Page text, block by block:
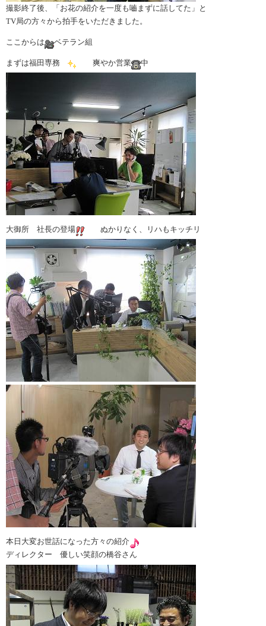
撮影終了後、「お花の紹介を一度も嚙まずに話してた」と
TV局の方々から拍手をいただきました。
ここからは ベテラン組
まずは福田専務 爽やか営業 中
大御所 社長の登場 ぬかりなく、リハもキッチリ
本日大変お世話になった方々の紹介
ディレクター 優しい笑顔の橋谷さん